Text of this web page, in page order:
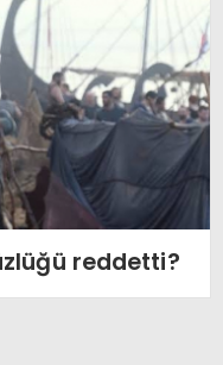
reddetti?